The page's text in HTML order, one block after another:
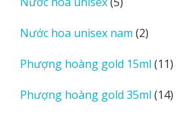
phẩm
Nước hoa unisex nam 22
phẩm
Phượng hoàng gold 15ml 1111
phẩm
Phượng hoàng gold 35ml 1414